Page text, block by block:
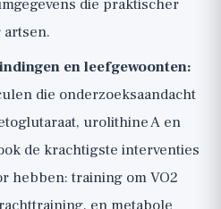
die praktischer
artsen.
en leefgewoonten:
die onderzoeksaandacht
urolithine A en
de krachtigste interventies
hebben: training om VO2
en metabole